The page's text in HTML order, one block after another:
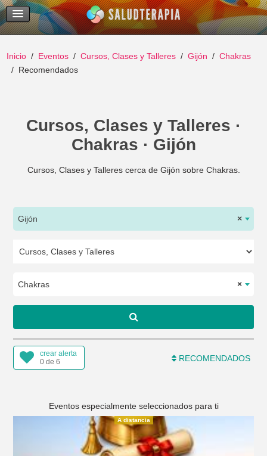
Temas Recientes
Buscar
Inicio Eventos Cursos, Clases y Talleres Gijón
Chakras
Recomendados
Cursos, Clases y Talleres ·
Chakras · Gijón
Cursos, Clases y Talleres cerca de Gijón sobre Chakras.
×
Gijón
×
Chakras
crear alerta
0 de 6
RECOMENDADOS
Eventos especialmente seleccionados para ti
A distancia